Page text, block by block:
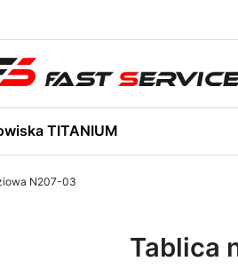
TITANIUM
N207-03
Tablica